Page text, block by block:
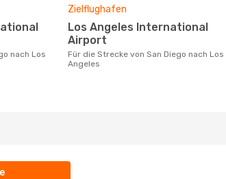
Zielflughafen
Los Angeles International
Airport
Für die Strecke von San Diego nach Los
Angeles